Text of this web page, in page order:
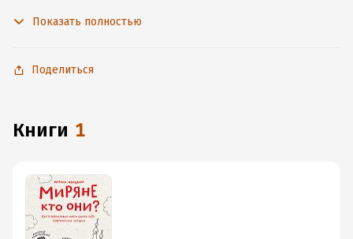
не расставаться с любимыми произведениями даже без
Показать полностью
Поделиться
книги 1